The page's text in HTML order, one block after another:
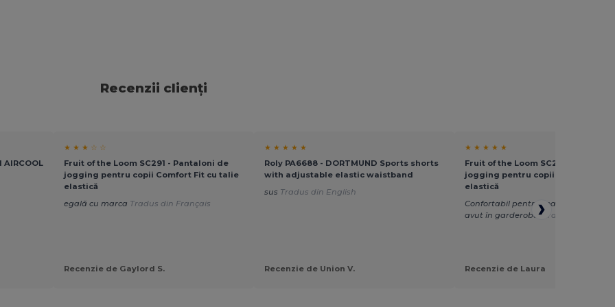
Recenzii clienți
★ ★ ★ ☆ ☆
Fruit of the Loom SC291 - Pantaloni de
jogging pentru copii Comfort Fit cu talie
elastică
egală cu marca Tradus din Français
Recenzie de Gaylord S.
★ ★ ★ ★ ★
Roly PA6688 - DORTMUND Sports shorts
with adjustable elastic waistband
sus Tradus din English
Recenzie de Union V.
★ ★ ★ ★ ★
Fruit of the Loom SC291 -
jogging pentru copii Comfort Fit
elastică
Confortabil pentru toate vârstele!
avut în garderobă!Tradus din Italian
Recenzie de Laura